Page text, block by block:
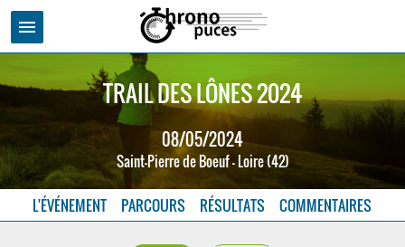
menu
TRAIL DES LÔNES 2024
08/05/2024
Saint-Pierre de Boeuf - Loire (42)
L'ÉVÉNEMENT PARCOURS RÉSULTATS COMMENTAIRES